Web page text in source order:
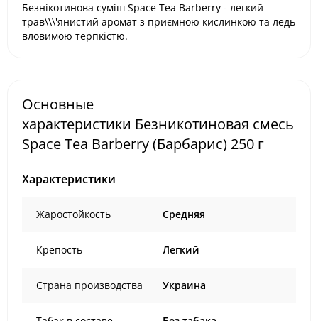
Безнікотинова суміш Space Tea Barberry - легкий
трав\\\'янистий аромат з приємною кислинкою та ледь
вловимою терпкістю.
Основные
характеристики Безникотиновая смесь
Space Tea Barberry (Барбарис) 250 г
Характеристики
Жаростойкость Средняя
Крепость Легкий
Страна производства Украина